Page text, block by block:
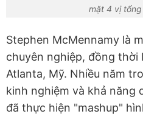
mặt 4 vị
Stephen McMennamy là
chuyên nghiệp, đồng thời
Atlanta, Mỹ. Nhiều năm
kinh nghiệm và khả năng
đã thực hiện "mashup"